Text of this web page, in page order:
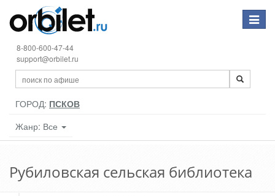
Toggle
8-800-600-47-44
support@orbilet.ru
ГОРОД: ПСКОВ
Жанр: Все
Рубиловская сельская библиотека